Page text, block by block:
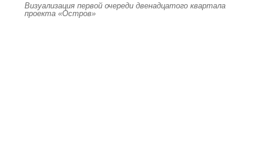
Визуализация первой очереди двенадцатого квартала
проекта «Остров»